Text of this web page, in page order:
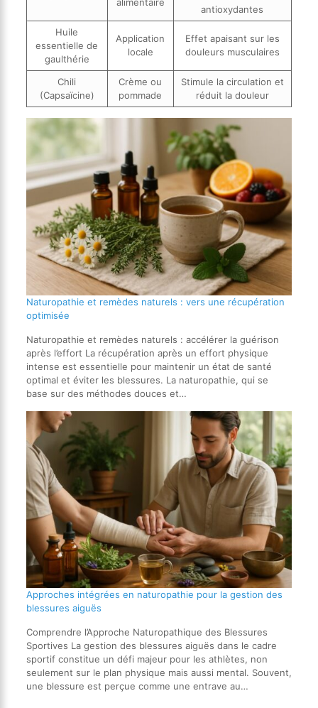
antioxydantes
Huile
essentielle de
gaulthérie
Application
locale
Effet apaisant sur les
douleurs musculaires
Chili
(Capsaïcine)
Crème ou
pommade
Stimule la circulation et
réduit la douleur
Naturopathie et remèdes naturels : vers une récupération
optimisée
Naturopathie et remèdes naturels : accélérer la guérison
après l’effort La récupération après un effort physique
intense est essentielle pour maintenir un état de santé
optimal et éviter les blessures. La naturopathie, qui se
base sur des méthodes douces et…
Approches intégrées en naturopathie pour la gestion des
blessures aiguës
Comprendre l’Approche Naturopathique des Blessures
Sportives La gestion des blessures aiguës dans le cadre
sportif constitue un défi majeur pour les athlètes, non
seulement sur le plan physique mais aussi mental. Souvent,
une blessure est perçue comme une entrave au…